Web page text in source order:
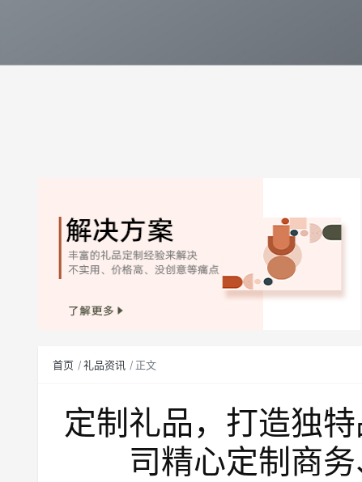
首页 礼品资讯 正文
定制礼品，打造独
司精心定制商